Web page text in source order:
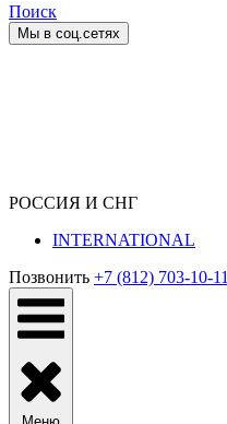
Поиск
Мы в соц.сетях
РОССИЯ И СНГ
INTERNATIONAL
Позвонить +7 (812) 703-10-11